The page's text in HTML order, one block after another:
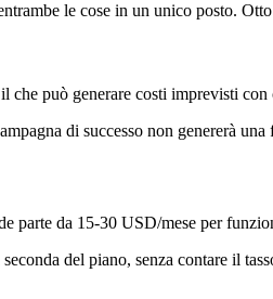
le cose in un unico posto.
può generare costi imprevisti con
di successo non genererà una
parte da 15-30 USD/mese per
del piano, senza contare il